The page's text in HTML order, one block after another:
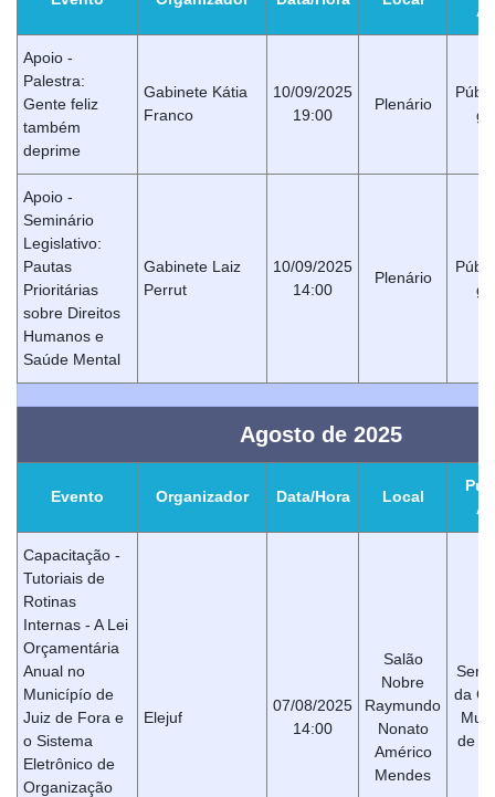
Apoio -
Palestra:
Gente feliz
também
deprime
Gabinete Kátia
Franco
10/09/2025
19:00
Plenário
Apoio -
Seminário
Legislativo:
Pautas
Prioritárias
sobre Direitos
Humanos e
Saúde Mental
Gabinete Laiz
Perrut
10/09/2025
14:00
Plenário
Agosto de 2025
Evento Organizador Data/Hora Local
Capacitação -
Tutoriais de
Rotinas
Internas - A Lei
Orçamentária
Anual no
Municípío de
Juiz de Fora e
o Sistema
Eletrônico de
Organização
Elejuf
07/08/2025
14:00
Salão
Nobre
Raymundo
Nonato
Américo
Mendes
da
de